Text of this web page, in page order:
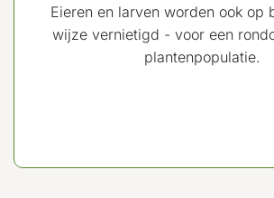
Eieren en larven worden ook op
wijze vernietigd - voor een
plantenpopulatie.